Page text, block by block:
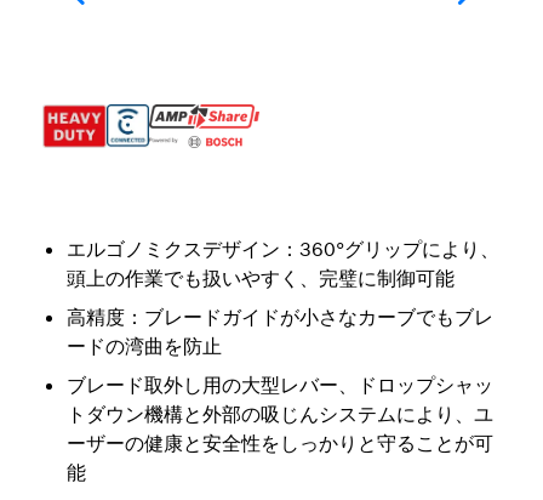
エルゴノミクスデザイン：360°グリップにより、
頭上の作業でも扱いやすく、完璧に制御可能
高精度：ブレードガイドが小さなカーブでもブレ
ードの湾曲を防止
ブレード取外し用の大型レバー、ドロップシャッ
トダウン機構と外部の吸じんシステムにより、ユ
ーザーの健康と安全性をしっかりと守ることが可
能